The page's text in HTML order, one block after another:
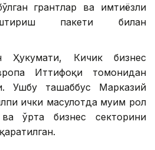
грантлар ва имтиёзли
пакети билан
Ҳукумати, Кичик бизнес
Иттифоқи томонидан
Ушбу ташаббус Марказий
ички маҳсулотда муҳим рол
ўрта бизнес секторини